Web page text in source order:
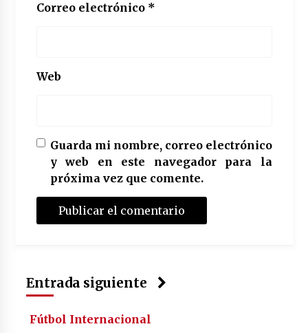
Correo electrónico *
Web
Guarda mi nombre, correo electrónico
y web en este navegador para la
próxima vez que comente.
Entrada siguiente
Fútbol Internacional